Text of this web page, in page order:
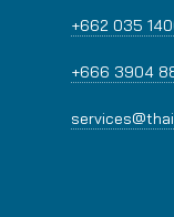
+662 035
+666 3904